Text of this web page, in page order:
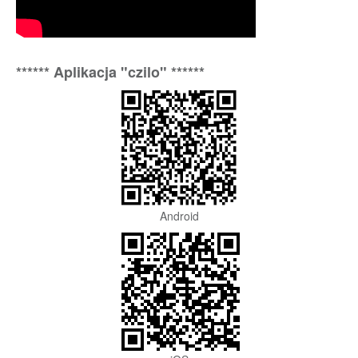
****** Aplikacja "czilo" ******
Android